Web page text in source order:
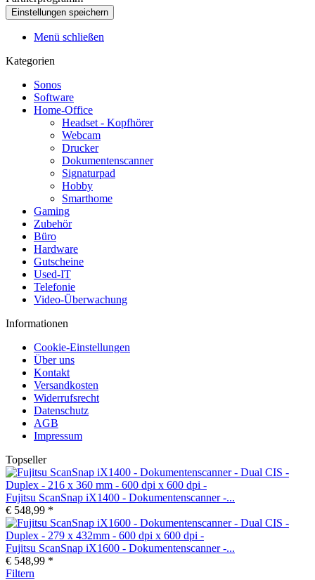
Menü schließen
Kategorien
Sonos
Software
Home-Office
Headset - Kopfhörer
Webcam
Drucker
Dokumentenscanner
Signaturpad
Hobby
Smarthome
Gaming
Zubehör
Büro
Hardware
Gutscheine
Used-IT
Telefonie
Video-Überwachung
Informationen
Cookie-Einstellungen
Über uns
Kontakt
Versandkosten
Widerrufsrecht
Datenschutz
AGB
Impressum
Topseller
Fujitsu ScanSnap iX1400 - Dokumentenscanner -...
€ 548,99 *
Fujitsu ScanSnap iX1600 - Dokumentenscanner -...
€ 548,99 *
Filtern